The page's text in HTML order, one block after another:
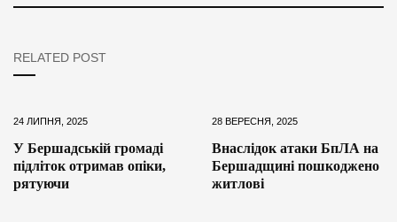
RELATED POST
24 ЛИПНЯ, 2025
У Бершадській громаді
підліток отримав опіки,
рятуючи
28 ВЕРЕСНЯ, 2025
Внаслідок атаки БпЛА на
Бершадщині пошкоджено
житлові